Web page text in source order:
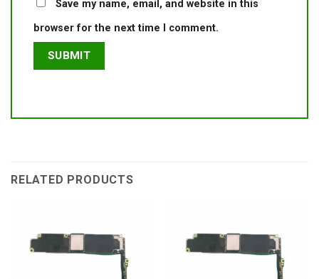
Save my name, email, and website in this
browser for the next time I comment.
RELATED PRODUCTS